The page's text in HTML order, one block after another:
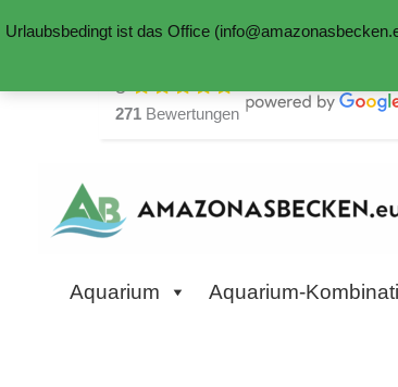
Urlaubsbedingt ist das Office
5
271 Bewertungen
Aquarium Aquarium-